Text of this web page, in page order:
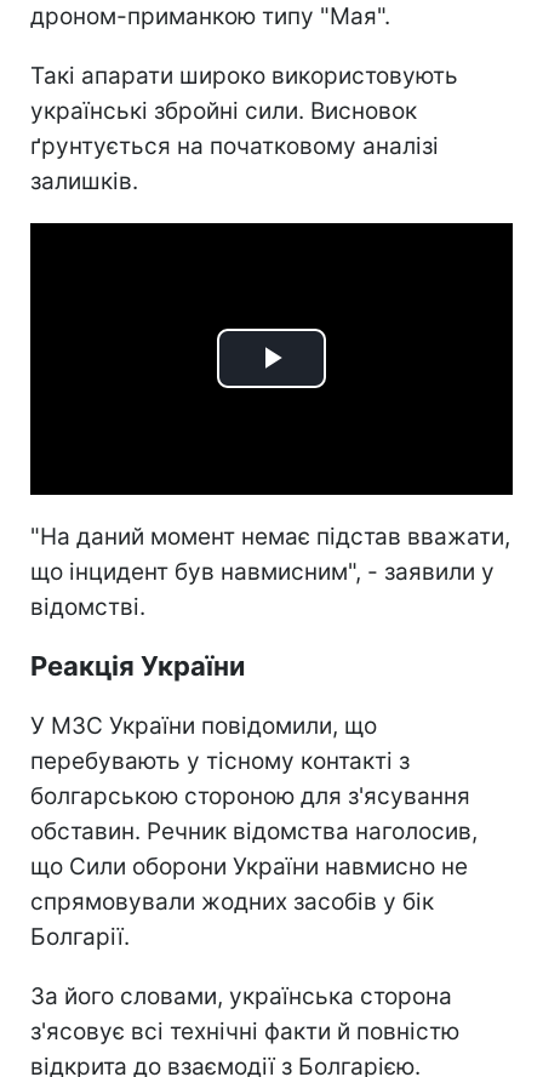
дроном-приманкою типу "Мая".
Такі апарати широко використовують
українські збройні сили. Висновок
ґрунтується на початковому аналізі
залишків.
Play
"На даний момент немає підстав вважати,
що інцидент був навмисним", - заявили у
відомстві.
Реакція України
У МЗС України повідомили, що
перебувають у тісному контакті з
болгарською стороною для з'ясування
обставин. Речник відомства наголосив,
що Сили оборони України навмисно не
спрямовували жодних засобів у бік
Болгарії.
За його словами, українська сторона
з'ясовує всі технічні факти й повністю
відкрита до взаємодії з Болгарією.